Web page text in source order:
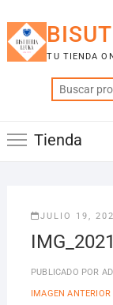
contenido
TU TIENDA
Tienda
JULIO 19,
PUBLICADO POR
IMAGEN ANTERIOR